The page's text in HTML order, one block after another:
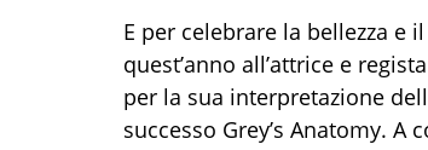
E per celebrare la bellezza e
quest’anno all’attrice e
per la sua interpretazione
successo Grey’s Anatomy.